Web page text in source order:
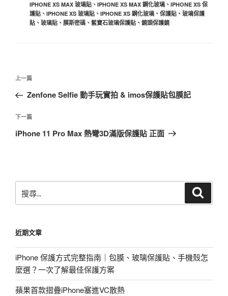
IPHONE XS MAX 玻璃貼、 IPHONE XS MAX 鋼化玻璃、 IPHONE XS 保
護貼、 IPHONE XS 玻璃貼、 IPHONE XS 鋼化玻璃、 保護貼、 玻璃保護
貼、 玻璃貼、 膜斯密碼、 藍寶石玻璃保護貼、 鏡頭保護鏡
文
導
覽
上
一
文
章
上一篇
Zenfone Selfie 動手玩實拍 & imos保護貼包膜記
下
一
下一篇
iPhone 11 Pro Max 熱彎3D滿版保護貼 正面
尋
字:
近期文章
iPhone 保護方式完整指南｜包膜、玻璃保護貼、手機殼怎
麼選？一次了解最佳保護方案
蘋果首款摺疊iPhone塞進VC散熱